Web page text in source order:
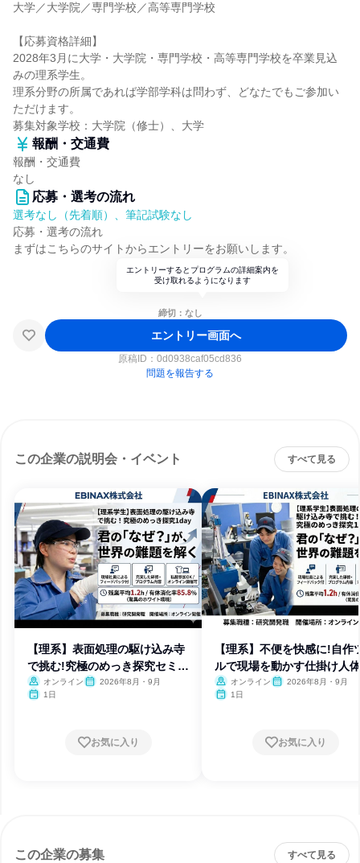
大学／大学院／専門学校／高等専門学校
【応募資格詳細】
2028年3月に大学・大学院・専門学校・高等専門学校を卒業見込
みの理系学生。
理系分野の所属であれば学部学科は問わず、どなたでもご参加い
ただけます。
募集対象学校：大学院（修士）、大学
報酬・交通費
報酬・交通費
なし
応募・選考の流れ
選考なし（先着順）、筆記試験なし
応募・選考の流れ
まずはこちらのサイトからエントリーをお願いします。
エントリーするとプログラムの詳細案内を
受け取れるようになります
締切：なし
エントリー画面へ
原稿ID： 0d0938caf05cd836
問題を報告する
この企業の説明会・イベント すべて見る
【理系】表面処理の駆け込み寺
で挑む!究極のめっき探究セミナ
ー
オンライン
2026年8月・9月
1日
お気に入り
【理系】不便を快感に!自作
ルで現場を動かす仕掛け人
オンライン
2026年8月・9月
1日
お気に入り
この企業の募集 すべて見る